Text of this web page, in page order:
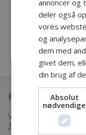
04.04.2026 på tlf.
Pris: gratis for
Hvem er vi
Vi er en mere end
åben for alle. Vi har
annoncer og
deler også
vores
og
dem med
givet dem,
din brug af
Absolut
nødvendige